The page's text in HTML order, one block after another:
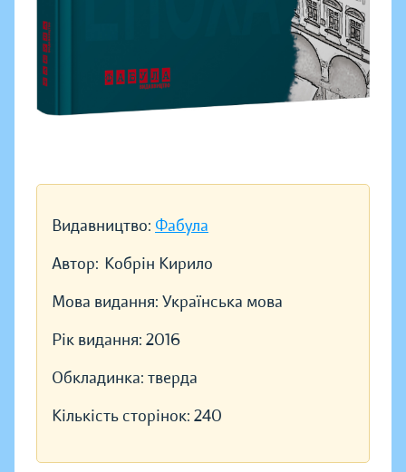
Видавництво: Фабула
Автор: Кобрін Кирило
Мова видання: Українська мова
Рік видання: 2016
Обкладинка: тверда
Кількість сторінок: 240